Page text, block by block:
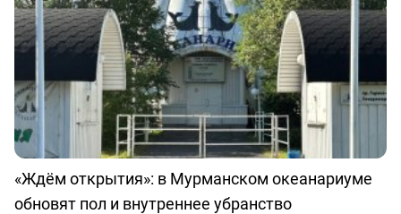
«Ждём открытия»: в Мурманском океанариуме
обновят пол и внутреннее убранство